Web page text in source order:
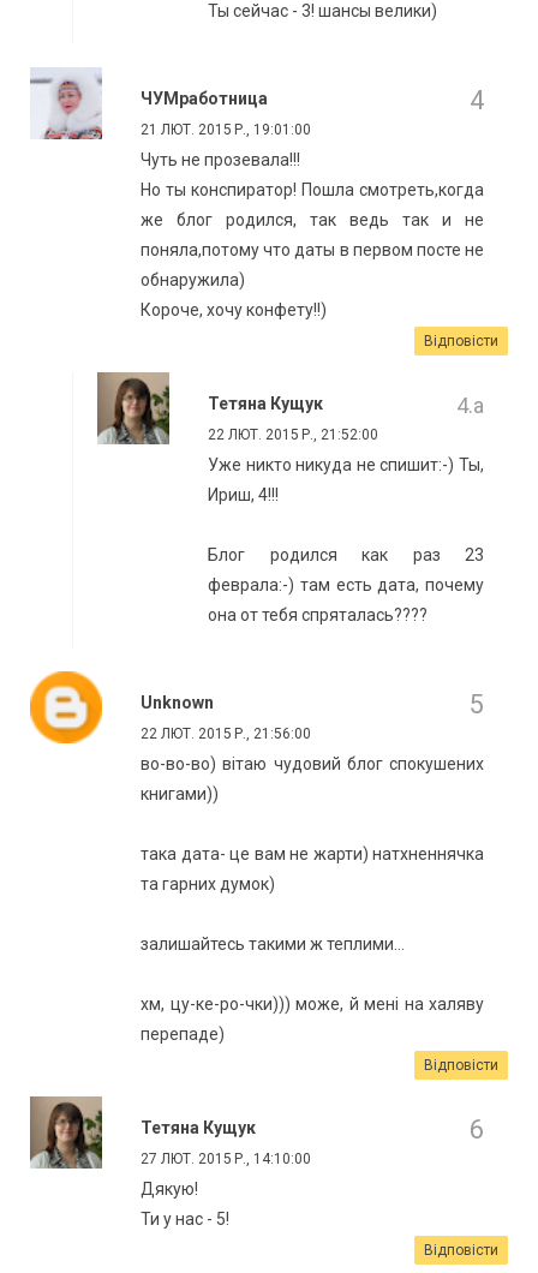
Ты сейчас - 3! шансы велики)
ЧУМработница
21 ЛЮТ. 2015 Р., 19:01:00
Чуть не прозевала!!!
Но ты конспиратор! Пошла смотреть,когда
же блог родился, так ведь так и не
поняла,потому что даты в первом посте не
обнаружила)
Короче, хочу конфету!!)
Відповісти
Тетяна Кущук
22 ЛЮТ. 2015 Р., 21:52:00
Уже никто никуда не спишит:-) Ты,
Ириш, 4!!!
Блог родился как раз 23
феврала:-) там есть дата, почему
она от тебя спряталась????
Unknown
22 ЛЮТ. 2015 Р., 21:56:00
во-во-во) вітаю чудовий блог спокушених
книгами))
така дата- це вам не жарти) натхненнячка
та гарних думок)
залишайтесь такими ж теплими...
хм, цу-ке-ро-чки))) може, й мені на халяву
перепаде)
Відповісти
Тетяна Кущук
27 ЛЮТ. 2015 Р., 14:10:00
Дякую!
Ти у нас - 5!
Відповісти